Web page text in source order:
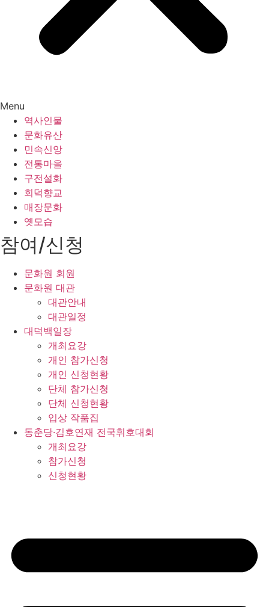
Menu
역사인물
문화유산
민속신앙
전통마을
구전설화
회덕향교
매장문화
옛모습
참여/신청
문화원 회원
문화원 대관
대관안내
대관일정
대덕백일장
개최요강
개인 참가신청
개인 신청현황
단체 참가신청
단체 신청현황
입상 작품집
동춘당·김호연재 전국휘호대회
개최요강
참가신청
신청현황